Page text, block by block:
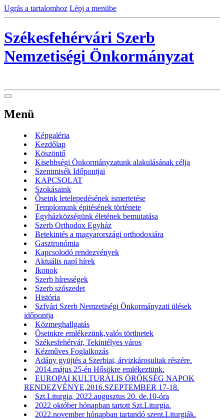
Ugrás a tartalomhoz Lépj a menübe
Székesfehérvári Szerb
Nemzetiségi Önkormányzat
Menü
Képgaléria
Kezdőlap
Köszöntő
Kisebbségi Önkormányzatunk alakulásának célja
Szentmisék Időpontjai
KAPCSOLAT
Szokásaink
Őseink letelepedésének ismertetése
Templomunk épitésének története
Egyházközségünk életének bemutatása
Szerb Orthodox Egyház
Betekintés a magyarországi orthodoxiára
Gasztronómia
Kapcsolodó rendezvények
Aktuális napí hírek
Ikonok
Szerb hírességek
Szerb szószedet
História
Szfvári Szerb Nemzetiségi Önkormányzati ülések
időpontja
Közmeghallgatás
Öseinkre emlékezünk,valós törtlnetek
Székesfehérvár, Tekintélyes város
Kézműves Foglalkozás
Adány gyüjtés a Szerbiai, árvizkárosultak részére.
2014.május 25-én Hősökre emlékeztünk.
EUROPAI KULTURÁLIS ÖRÖKSÉG NAPOK
RENDEZVÉNYE,2016.SZEPTEMBER 17-18.
Szt.Liturgia, 2022.augusztus 20. de.10-óra
2022 október hónapban tartott Szt.Liturgia.
2022.november hónapban tartandó szent.Liturgiák.